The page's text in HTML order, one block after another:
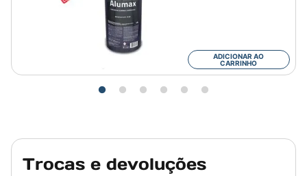
ADICIONAR AO
CARRINHO
Trocas e devoluções